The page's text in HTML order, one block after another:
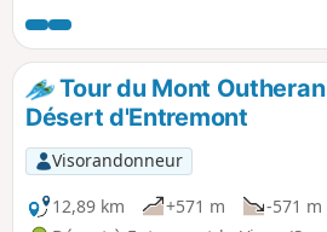
toujours quelques habitations.
Tour du Mont
Désert d'Entremont
Visorandonneur
12,89 km
+571 m -571 m